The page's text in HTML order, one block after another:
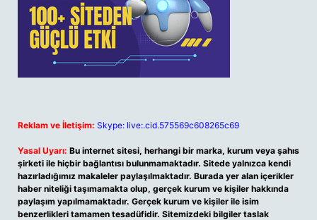
Reklam ve İletişim: Skype: live:.cid.575569c608265c69
Yasal Uyarı: Bu internet sitesi, herhangi bir marka, kurum veya şahıs
şirketi ile hiçbir bağlantısı bulunmamaktadır. Sitede yalnızca kendi
hazırladığımız makaleler paylaşılmaktadır. Burada yer alan içerikler
haber niteliği taşımamakta olup, gerçek kurum ve kişiler hakkında
paylaşım yapılmamaktadır. Gerçek kurum ve kişiler ile isim
benzerlikleri tamamen tesadüfidir. Sitemizdeki bilgiler taslak